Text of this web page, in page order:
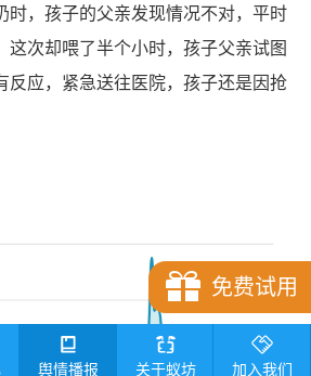
时，孩子的父亲发现情况不对，平时
这次却喂了半个小时，孩子父亲试图
反应，紧急送往医院，孩子还是因抢
免费试用
舆情播报 关于蚁坊 加入我们